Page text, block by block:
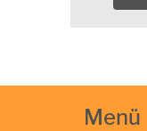
Menü